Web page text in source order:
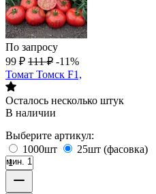
По запросу
99 ₽ 111 ₽ -11%
Томат Томск F1,
Осталось несколько штук
В наличии
Выберите артикул:
1000шт
25шт (фасовка)
мин. 1